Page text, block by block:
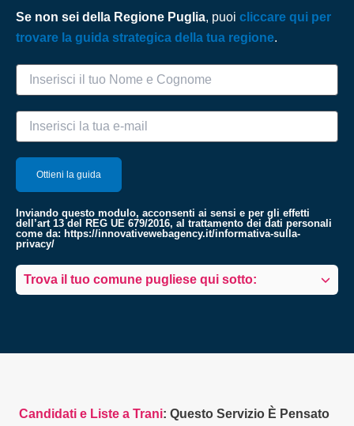
Se non sei della Regione Puglia, puoi cliccare qui per
trovare la guida strategica della tua regione.
Inviando questo modulo, acconsenti ai sensi e per gli effetti
dell’art 13 del REG UE 679/2016, al trattamento dei dati personali
come da: https://innovativewebagency.it/informativa-sulla-
privacy/
Trova il tuo comune pugliese qui sotto:
Candidati e Liste a Trani: Questo Servizio È Pensato